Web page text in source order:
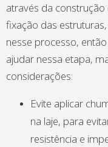
através da
fixação das
nesse processo,
ajudar nessa etapa,
considerações:
Evite aplicar
na laje, para
resistência e